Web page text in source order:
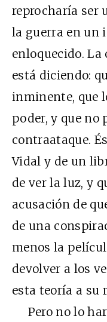
reprocharía ser
la guerra en un
enloquecido.
está diciendo:
inminente, que
poder, y que no
contraataque.
Vidal y de un
de ver la luz, y
acusación de
de una
menos la
devolver a los
esta teoría a su
Pero no lo